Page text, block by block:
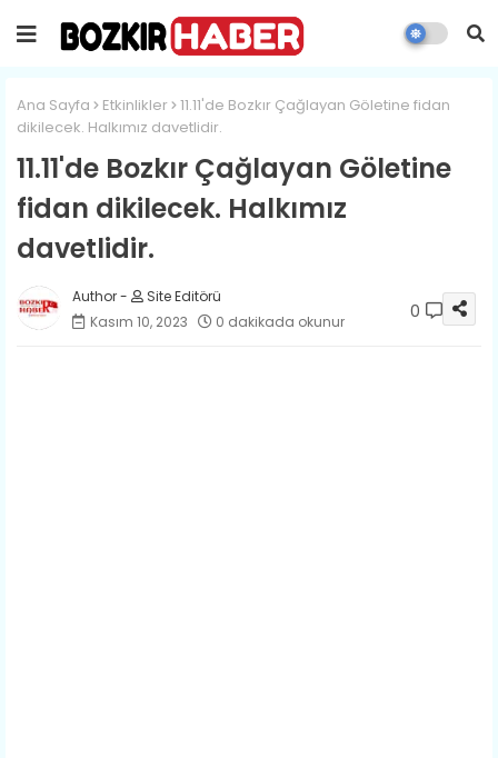
Ana Sayfa Etkinlikler 11.11'de Bozkır Çağlayan Göletine fidan
dikilecek. Halkımız davetlidir.
11.11'de Bozkır Çağlayan Göletine
fidan dikilecek. Halkımız
davetlidir.
Site Editörü
Kasım 10, 2023
0 dakikada okunur 0